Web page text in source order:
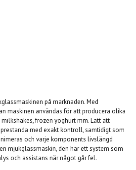
på marknaden. Med
maskinen användas för att producera olika
frozen yoghurt mm. Lätt att
med exakt kontroll, samtidigt som
och varje komponents livslängd
mjukglassmaskin, den har ett system som
och assistans när något går fel.